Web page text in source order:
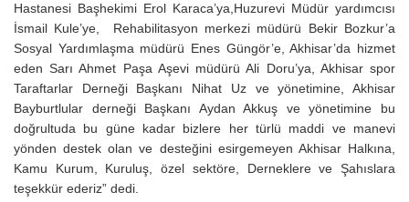
Hastanesi Başhekimi Erol Karaca’ya,Huzurevi Müdür yardımcısı
İsmail Kule’ye, Rehabilitasyon merkezi müdürü Bekir Bozkur’a
Sosyal Yardımlaşma müdürü Enes Güngör’e, Akhisar’da hizmet
eden Sarı Ahmet Paşa Aşevi müdürü Ali Doru’ya, Akhisar spor
Taraftarlar Derneği Başkanı Nihat Uz ve yönetimine, Akhisar
Bayburtlular derneği Başkanı Aydan Akkuş ve yönetimine bu
doğrultuda bu güne kadar bizlere her türlü maddi ve manevi
yönden destek olan ve desteğini esirgemeyen Akhisar Halkına,
Kamu Kurum, Kuruluş, özel sektöre, Derneklere ve Şahıslara
teşekkür ederiz” dedi.